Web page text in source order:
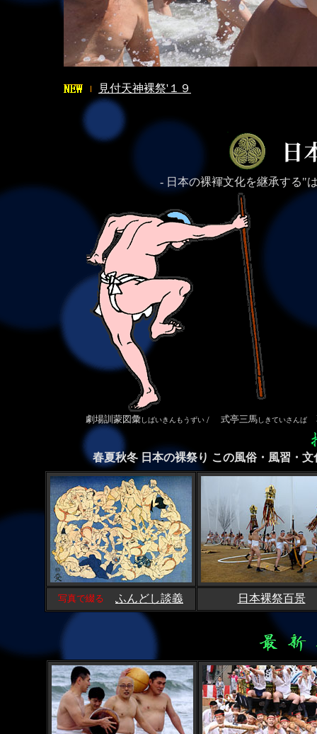
見付天神裸祭'１９
- 日本の裸褌文化を継承する"
劇場訓蒙図彙しばいきんもうずい / 式亭三馬しきていさんば
春夏秋冬 日本の裸祭り この風俗・風習・
写真で綴る ふんどし談義 日本裸祭百景